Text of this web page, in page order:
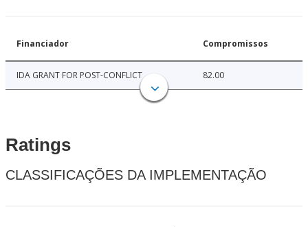
Financiador Compromissos
IDA GRANT FOR POST-CONFLICT 82.00
Ratings
CLASSIFICAÇÕES DA IMPLEMENTAÇÃO